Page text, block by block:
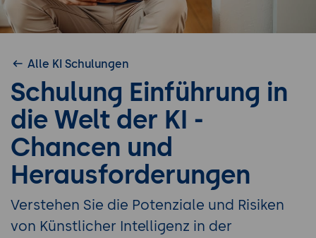
Alle KI Schulungen
Schulung Einführung in
die Welt der KI -
Chancen und
Herausforderungen
Verstehen Sie die Potenziale und Risiken
von Künstlicher Intelligenz in der